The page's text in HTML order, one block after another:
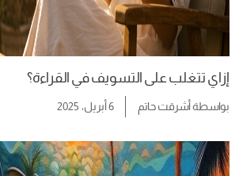
إزاي تتغلب على التسويف في القراءة؟
بواسطةأشرقت حاتم 6 أبريل، 2025